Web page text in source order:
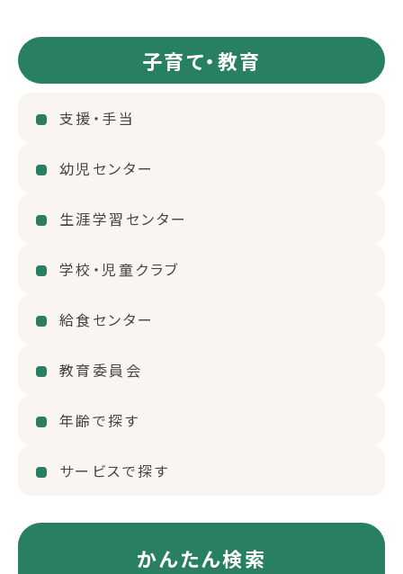
子育て・教育
支援・手当
幼児センター
生涯学習センター
学校・児童クラブ
給食センター
教育委員会
年齢で探す
サービスで探す
かんたん検索